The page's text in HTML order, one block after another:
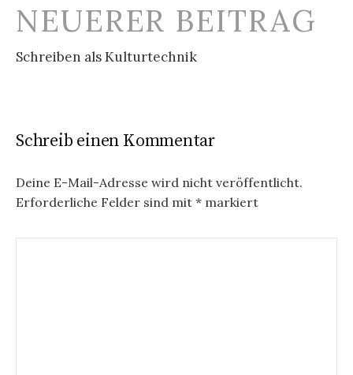
NEUERER BEITRAG
Schreiben als Kulturtechnik
Schreib einen Kommentar
Deine E-Mail-Adresse wird nicht veröffentlicht.
Erforderliche Felder sind mit * markiert